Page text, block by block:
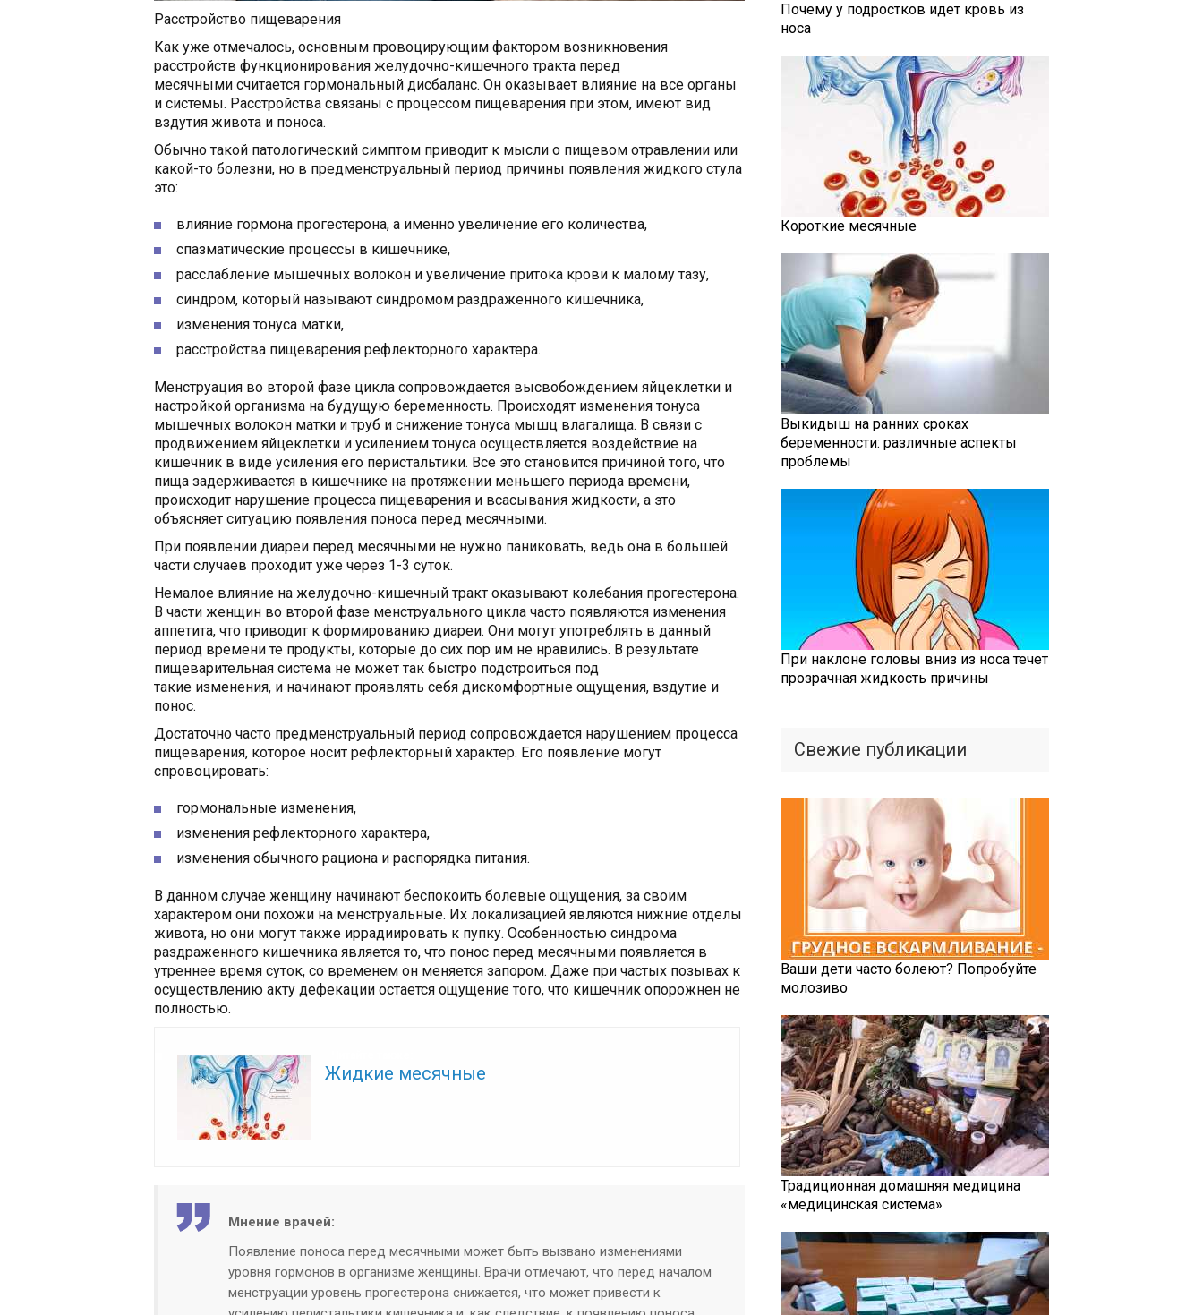
Расстройство пищеварения
Как уже отмечалось, основным провоцирующим фактором возникновения
расстройств функционирования желудочно-кишечного тракта перед
месячными считается гормональный дисбаланс. Он оказывает влияние на все органы
и системы. Расстройства связаны с процессом пищеварения при этом, имеют вид
вздутия живота и поноса.
Обычно такой патологический симптом приводит к мысли о пищевом отравлении или
какой-то болезни, но в предменструальный период причины появления жидкого стула
это:
влияние гормона прогестерона, а именно увеличение его количества,
спазматические процессы в кишечнике,
расслабление мышечных волокон и увеличение притока крови к малому тазу,
синдром, который называют синдромом раздраженного кишечника,
изменения тонуса матки,
расстройства пищеварения рефлекторного характера.
Менструация во второй фазе цикла сопровождается высвобождением яйцеклетки и
настройкой организма на будущую беременность. Происходят изменения тонуса
мышечных волокон матки и труб и снижение тонуса мышц влагалища. В связи с
продвижением яйцеклетки и усилением тонуса осуществляется воздействие на
кишечник в виде усиления его перистальтики. Все это становится причиной того, что
пища задерживается в кишечнике на протяжении меньшего периода времени,
происходит нарушение процесса пищеварения и всасывания жидкости, а это
объясняет ситуацию появления поноса перед месячными.
При появлении диареи перед месячными не нужно паниковать, ведь она в большей
части случаев проходит уже через 1-3 суток.
Немалое влияние на желудочно-кишечный тракт оказывают колебания прогестерона.
В части женщин во второй фазе менструального цикла часто появляются изменения
аппетита, что приводит к формированию диареи. Они могут употреблять в данный
период времени те продукты, которые до сих пор им не нравились. В результате
пищеварительная система не может так быстро подстроиться под
такие изменения, и начинают проявлять себя дискомфортные ощущения, вздутие и
понос.
Достаточно часто предменструальный период сопровождается нарушением процесса
пищеварения, которое носит рефлекторный характер. Его появление могут
спровоцировать:
гормональные изменения,
изменения рефлекторного характера,
изменения обычного рациона и распорядка питания.
В данном случае женщину начинают беспокоить болевые ощущения, за своим
характером они похожи на менструальные. Их локализацией являются нижние отделы
живота, но они могут также иррадиировать к пупку. Особенностью синдрома
раздраженного кишечника является то, что понос перед месячными появляется в
утреннее время суток, со временем он меняется запором. Даже при частых позывах к
осуществлению акту дефекации остается ощущение того, что кишечник опорожнен не
полностью.
Жидкие месячные
Мнение врачей:
Появление поноса перед месячными может быть вызвано изменениями
уровня гормонов в организме женщины. Врачи отмечают, что перед началом
менструации уровень прогестерона снижается, что может привести к
Почему у подростков идет кровь из
носа
Короткие месячные
Выкидыш на ранних сроках
беременности: различные аспекты
проблемы
При наклоне головы вниз из носа течет
прозрачная жидкость причины
Свежие публикации
Ваши дети часто болеют? Попробуйте
молозиво
Традиционная домашняя медицина
«медицинская система»